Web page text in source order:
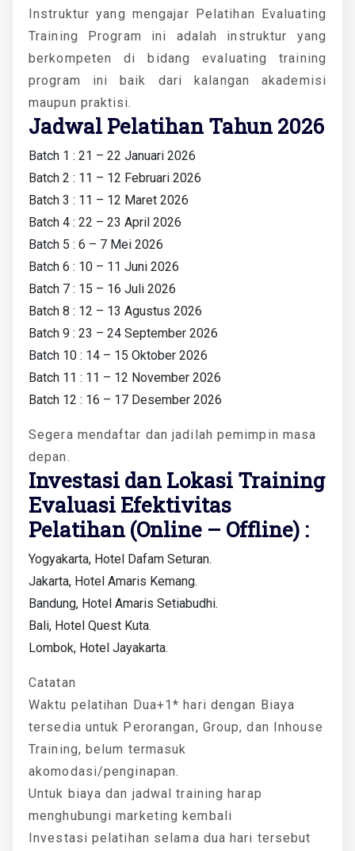
Instruktur yang mengajar Pelatihan Evaluating
Training Program ini adalah instruktur yang
berkompeten di bidang evaluating training
program ini baik dari kalangan akademisi
maupun praktisi.
Jadwal Pelatihan Tahun 2026
Batch 1 : 21 – 22 Januari 2026
Batch 2 : 11 – 12 Februari 2026
Batch 3 : 11 – 12 Maret 2026
Batch 4 : 22 – 23 April 2026
Batch 5 : 6 – 7 Mei 2026
Batch 6 : 10 – 11 Juni 2026
Batch 7 : 15 – 16 Juli 2026
Batch 8 : 12 – 13 Agustus 2026
Batch 9 : 23 – 24 September 2026
Batch 10 : 14 – 15 Oktober 2026
Batch 11 : 11 – 12 November 2026
Batch 12 : 16 – 17 Desember 2026
Segera mendaftar dan jadilah pemimpin masa
depan.
Investasi dan Lokasi Training
Evaluasi Efektivitas
Pelatihan (Online – Offline) :
Yogyakarta, Hotel Dafam Seturan.
Jakarta, Hotel Amaris Kemang.
Bandung, Hotel Amaris Setiabudhi.
Bali, Hotel Quest Kuta.
Lombok, Hotel Jayakarta.
Catatan
Waktu pelatihan Dua+1* hari dengan Biaya
tersedia untuk Perorangan, Group, dan Inhouse
Training, belum termasuk
akomodasi/penginapan.
Untuk biaya dan jadwal training harap
menghubungi marketing kembali
Investasi pelatihan selama dua hari tersebut